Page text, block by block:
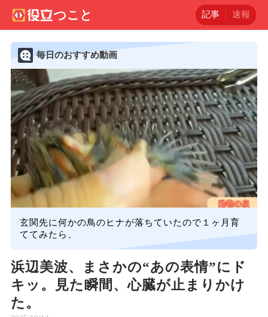
記事 速報
毎日のおすすめ動画
玄関先に何かの鳥のヒナが落ちていたので１ヶ月育
ててみたら、
浜辺美波、まさかの“あの表情”にド
キッ。見た瞬間、心臓が止まりかけ
た。